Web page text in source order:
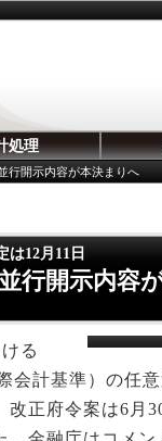
処理
行開示内容が本決まりへ
は12月11日
行開示内容
る
会計基準）の任
正府令案は6月